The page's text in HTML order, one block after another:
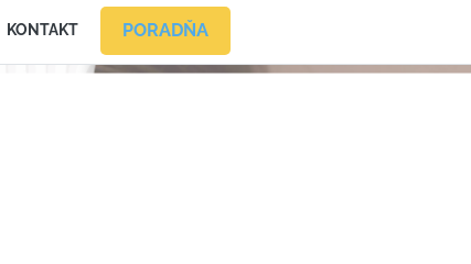
KONTAKT PORADŇA